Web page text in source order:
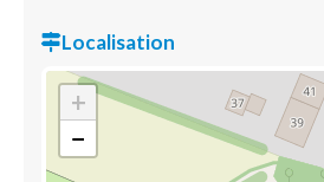
Localisation
+
−